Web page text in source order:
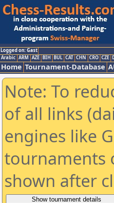
Logged on: Gast
Arabic ARM AZE BIH BUL CAT CHN CRO CZE
Home Tournament-Database
Note: To
of all links
engines like
tournaments
shown after